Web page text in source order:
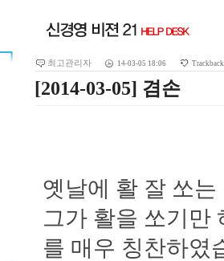
최고관리자 14-03-05 18:06 Trackback
[2014-03-05] 겸손
옛날에 활 잘 쏘
그가 활을 쏘기만
를 매우 칭찬하였